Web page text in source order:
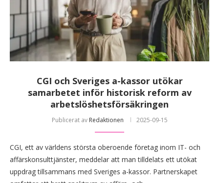
CGI och Sveriges a-kassor utökar
samarbetet inför historisk reform av
arbetslöshetsförsäkringen
Publicerat av Redaktionen 2025-09-15
CGI, ett av världens största oberoende företag inom IT- och
affärskonsulttjänster, meddelar att man tilldelats ett utökat
uppdrag tillsammans med Sveriges a-kassor. Partnerskapet